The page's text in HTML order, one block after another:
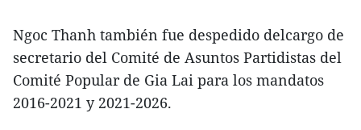
Ngoc Thanh también fue despedido delcargo de
secretario del Comité de Asuntos Partidistas del
Comité Popular de Gia Lai para los mandatos
2016-2021 y 2021-2026.